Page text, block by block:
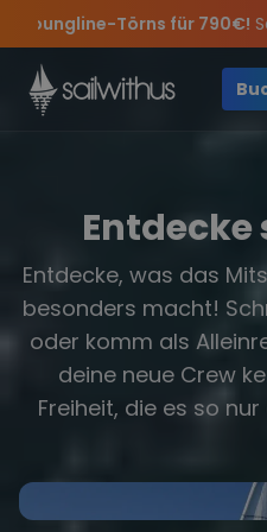
Skip to content
Sichere Dir jetztDein
Updates, Insider-Tipps
Party 2026!Die Saison war
Entdecke, was das
besonders macht!
oder komm als
deine neue Crew
Freiheit, die es so